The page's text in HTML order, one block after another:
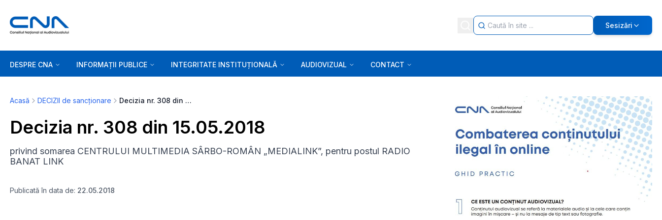
Sesizări
DESPRE CNA INFORMAȚII PUBLICE INTEGRITATE INSTITUȚIONALĂ AUDIOVIZUAL CONTACT
Acasă DECIZII de sancționare Decizia nr. 308 din 15.05.2018
Decizia nr. 308 din 15.05.2018
privind somarea CENTRULUI MULTIMEDIA SÂRBO-ROMÂN „MEDIALINK”, pentru postul RADIO
BANAT LINK
Publicată în data de: 22.05.2018